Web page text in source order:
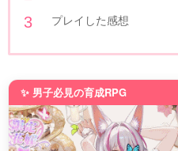
プレイした感想
✨ 男子必見の育成RPG